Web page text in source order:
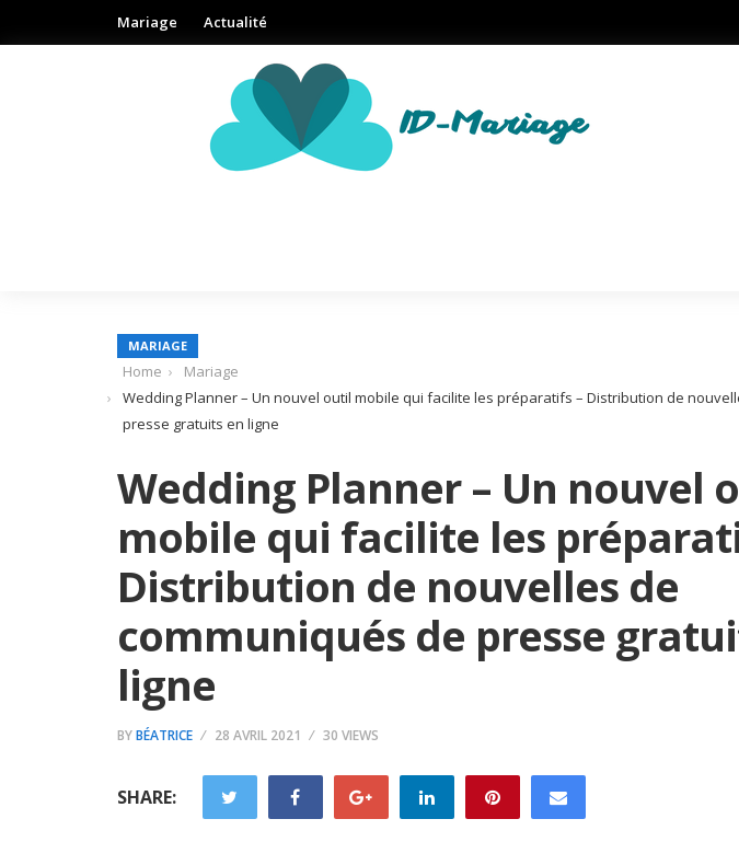
Mariage Actualité
MARIAGE
Home
Mariage
Wedding Planner – Un nouvel outil mobile qui facilite les préparatifs – Distribution de
presse gratuits en ligne
Wedding Planner – Un nouvel
mobile qui facilite les
Distribution de nouvelles de
communiqués de presse
ligne
BYBÉATRICE 28 AVRIL 2021 30 VIEWS
SHARE: